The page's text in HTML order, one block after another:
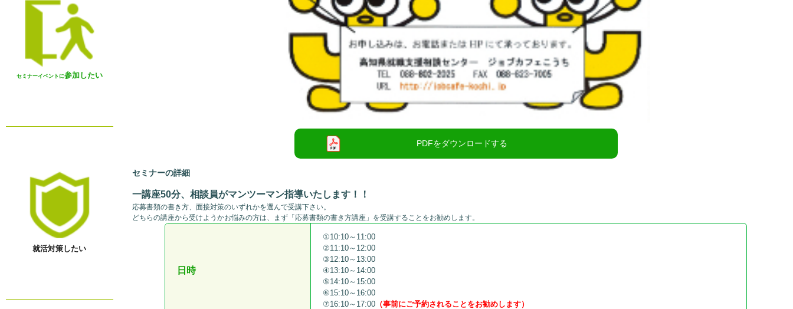
セミナーイベントに参加したい
就活対策したい
セミナーの詳細
一講座50分、相談員がマンツーマン指導いたします！！
応募書類の書き方、面接対策のいずれかを選んで受講下さい。
どちらの講座から受けようかお悩みの方は、まず「応募書類の書き方講座」を受講することをお勧めします。
日時
①10:10～11:00
②11:10～12:00
③12:10～13:00
④13:10～14:00
⑤14:10～15:00
⑥15:10～16:00
⑦16:10～17:00 （事前にご予約されることをお勧めします）